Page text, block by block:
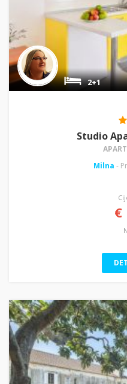
2+1
Studio
Milna -
€